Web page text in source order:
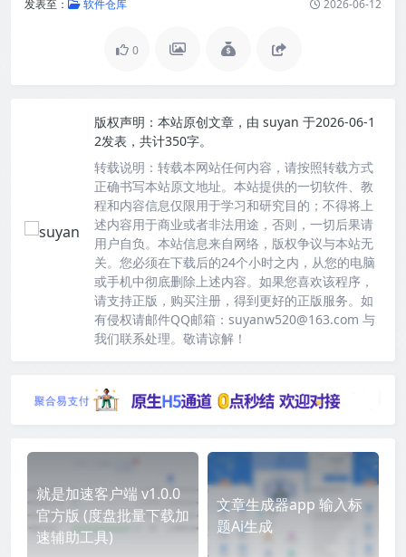
发表至： 软件仓库 2026-06-12
0
版权声明： 本站原创文章，由 suyan 于2026-06-1
2发表，共计350字。
转载说明： 转载本网站任何内容，请按照转载方式
正确书写本站原文地址。本站提供的一切软件、教
程和内容信息仅限用于学习和研究目的；不得将上
述内容用于商业或者非法用途，否则，一切后果请
用户自负。本站信息来自网络，版权争议与本站无
关。您必须在下载后的24个小时之内，从您的电脑
或手机中彻底删除上述内容。如果您喜欢该程序，
请支持正版，购买注册，得到更好的正版服务。如
有侵权请邮件QQ邮箱：suyanw520@163.com 与
我们联系处理。敬请谅解！
就是加速客户端 v1.0.0
官方版 (度盘批量下载加
速辅助工具)
文章生成器app 输入标
题Ai生成